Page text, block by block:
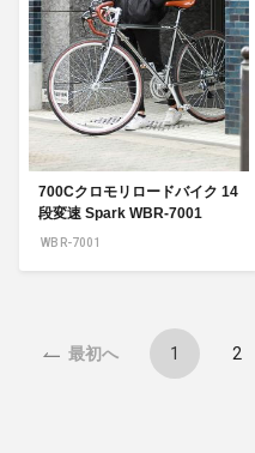
700Cクロモリロードバイク 14
段変速 Spark WBR-7001
WBR-7001
最初へ 1 2